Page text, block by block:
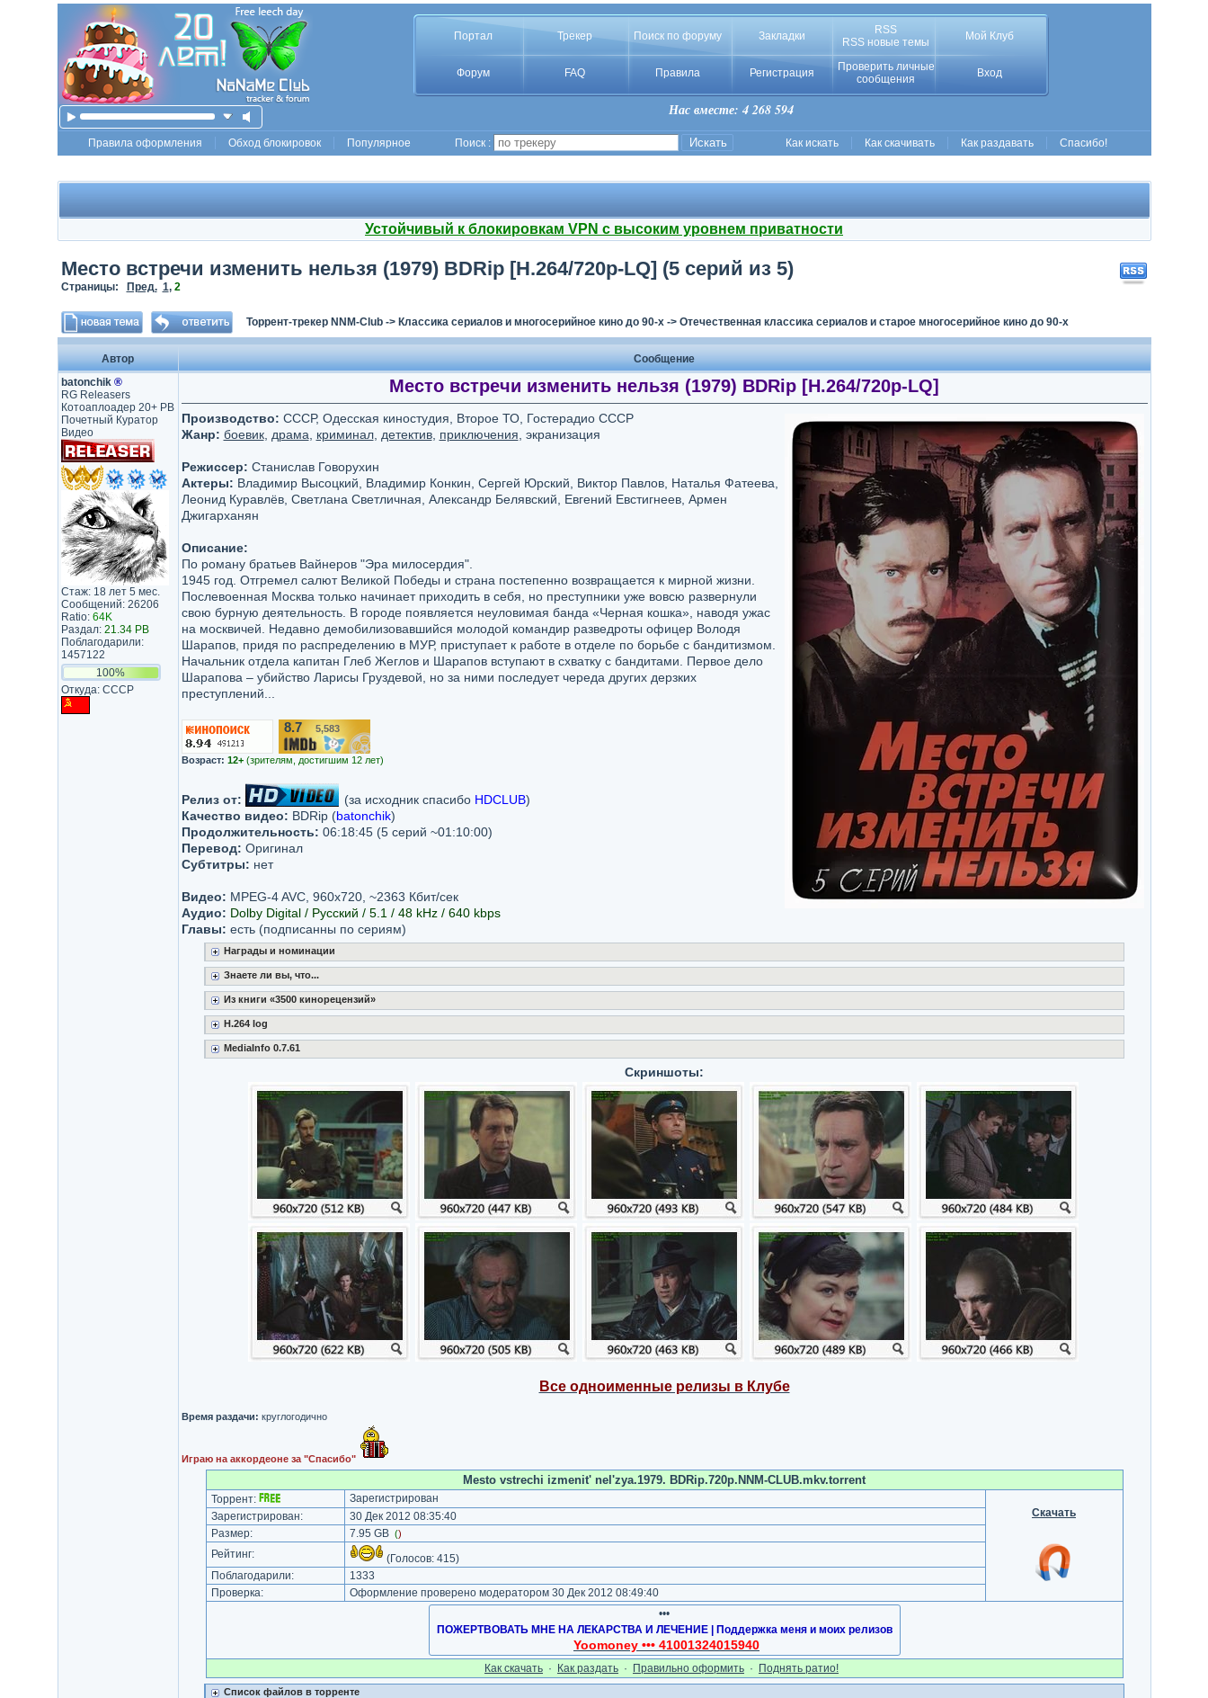
Портал Трекер Поиск по форуму Закладки
RSS
RSS новые темы
Мой Клуб
Форум FAQ Правила Регистрация
Проверить личные
сообщения
Вход
Нас вместе: 4 268 594
Правила оформления Обход блокировок Популярное Поиск : Как искать Как скачивать Как раздавать Спасибо!
Устойчивый к блокировкам VPN с высоким уровнем приватности
Место встречи изменить нельзя (1979) BDRip [H.264/720p-LQ] (5 серий из 5)
Страницы: Пред. 1, 2
Торрент-трекер NNM-Club-> Классика сериалов и многосерийное кино до 90-х-> Отечественная классика сериалов и старое многосерийное кино до 90-х
Автор
Сообщение
batonchik ®
RG Releasers
Котоаплоадер 20+ PB
Почетный Куратор
Видео
Стаж: 18 лет 5 мес.
Сообщений: 26206
Ratio: 64K
Раздал: 21.34 PB
Поблагодарили:
1457122
100%
Откуда: СССР
Место встречи изменить нельзя (1979) BDRip [H.264/720p-LQ]
Производство: СССР, Одесская киностудия, Второе ТО, Гостерадио СССР
Жанр: боевик, драма криминал, детектив, приключения , экранизация
Режиссер: Станислав Говорухин
Актеры: Владимир Высоцкий, Владимир Конкин, Сергей Юрский, Виктор Павлов, Наталья Фатеева,
Леонид Куравлёв, Светлана Светличная, Александр Белявский, Евгений Евстигнеев, Армен
Джигарханян
Описание:
По роману братьев Вайнеров "Эра милосердия".
1945 год. Отгремел салют Великой Победы и страна постепенно возвращается к мирной жизни.
Послевоенная Москва только начинает приходить в себя, но преступники уже вовсю развернули
свою бурную деятельность. В городе появляется неуловимая банда «Черная кошка», наводя ужас
на москвичей. Недавно демобилизовавшийся молодой командир разведроты офицер Володя
Шарапов, придя по распределению в МУР, приступает к работе в отделе по борьбе с бандитизмом.
Начальник отдела капитан Глеб Жеглов и Шарапов вступают в схватку с бандитами. Первое дело
Шарапова – убийство Ларисы Груздевой, но за ними последует череда других дерзких
преступлений...
8.7 5,583
Возраст: 12+(зрителям, достигшим 12 лет)
Релиз от: (за исходник спасибо HDCLUB)
Качество видео: BDRip (batonchik)
Продолжительность: 06:18:45 (5 серий ~01:10:00)
Перевод: Оригинал
Субтитры: нет
Видео: MPEG-4 AVC, 960х720, ~2363 Кбит/сек
Аудио: Dolby Digital / Русский / 5.1 / 48 kHz / 640 kbps
Главы: есть (подписанны по сериям)
Награды и номинации
Знаете ли вы, что...
Из книги «3500 кинорецензий»
H.264 log
MediaInfo 0.7.61
Скриншоты:
Все одноименные релизы в Клубе
Время раздачи: круглогодично
Играю на аккордеоне за "Спасибо"
Mesto vstrechi izmenit' nel'zya.1979. BDRip.720p.NNM-CLUB.mkv.torrent
Торрент:
Зарегистрирован
Скачать
Зарегистрирован:
30 Дек 2012 08:35:40
Размер:
7.95 GB ()
Рейтинг: (Голосов: 415)
Поблагодарили:
1333
Проверка:
Оформление проверено модератором 30 Дек 2012 08:49:40
•••
ПОЖЕРТВОВАТЬ МНЕ НА ЛЕКАРСТВА И ЛЕЧЕНИЕ | Поддержка меня и моих релизов
Yoomoney ••• 41001324015940
Как cкачать · Как раздать · Правильно оформить · Поднять ратио!
Список файлов в торренте